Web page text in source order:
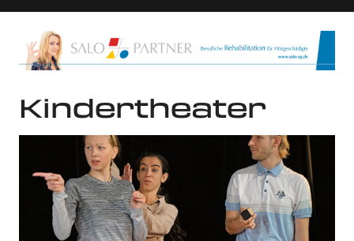
Kindertheater